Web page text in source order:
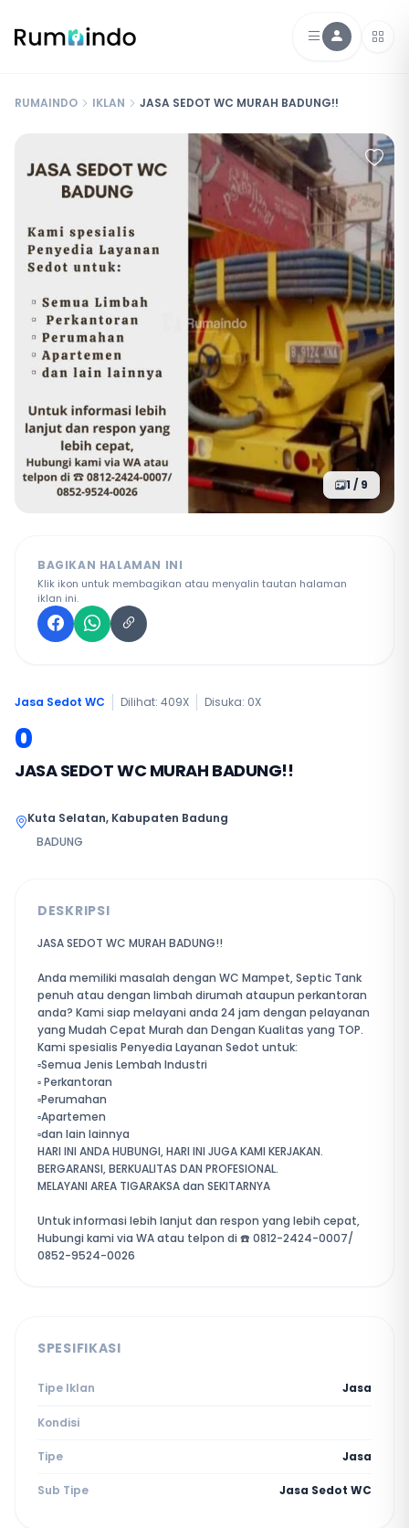
RUMAINDO IKLAN JASA SEDOT WC MURAH BADUNG!!
1 / 9
BAGIKAN HALAMAN INI
Klik ikon untuk membagikan atau menyalin tautan halaman
iklan ini.
Jasa Sedot WC Dilihat: 409X Disuka: 0X
0
JASA SEDOT WC MURAH BADUNG!!
Kuta Selatan, Kabupaten Badung
BADUNG
DESKRIPSI
JASA SEDOT WC MURAH BADUNG!!
Anda memiliki masalah dengan WC Mampet, Septic Tank
penuh atau dengan limbah dirumah ataupun perkantoran
anda? Kami siap melayani anda 24 jam dengan pelayanan
yang Mudah Cepat Murah dan Dengan Kualitas yang TOP.
Kami spesialis Penyedia Layanan Sedot untuk:
▫️Semua Jenis Lembah Industri
▫️ Perkantoran
▫️Perumahan
▫️Apartemen
▫️dan lain lainnya
HARI INI ANDA HUBUNGI, HARI INI JUGA KAMI KERJAKAN.
BERGARANSI, BERKUALITAS DAN PROFESIONAL.
MELAYANI AREA TIGARAKSA dan SEKITARNYA
Untuk informasi lebih lanjut dan respon yang lebih cepat,
Hubungi kami via WA atau telpon di ☎️ 0812-2424-0007/
0852-9524-0026
SPESIFIKASI
Tipe Iklan Jasa
Kondisi
Tipe Jasa
Sub Tipe Jasa Sedot WC